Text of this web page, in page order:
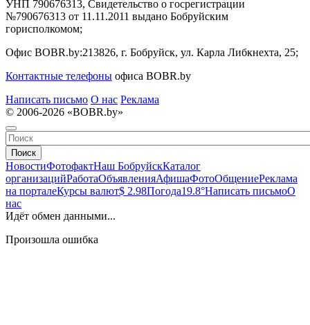
УНП 790676313, Свидетельство о госрегистрации
№790676313 от 11.11.2011 выдано Бобруйским
горисполкомом;
Офис BOBR.by:213826, г. Бобруйск, ул. Карла Либкнехта, 25;
Контактные телефоны офиса BOBR.by
Написать письмо О нас Реклама
© 2006-2026 «BOBR.by»
Поиск
НовостиФотофактНаш БобруйскКаталог
организацийРаботаОбъявленияАфишаФотоОбщениеРеклама
на порталеКурсы валют$ 2.98Погода19.8°Написать письмоО
нас
Идёт обмен данными...
Произошла ошибка